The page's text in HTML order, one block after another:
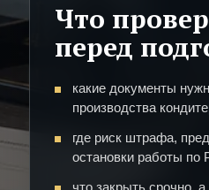
Что
перед
какие документы
производства
где риск штрафа,
остановки работы по